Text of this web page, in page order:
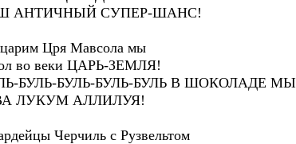
АНТИЧНЫЙ СУПЕР-ШАНС!
Цря Мавсола мы
во веки ЦАРЬ-ЗЕМЛЯ!
БУЛЬ-БУЛЬ-БУЛЬ-БУЛЬ В ШОКОЛАДЕ МЫ
ЛУКУМ АЛЛИЛУЯ!
Черчиль с Рузвельтом